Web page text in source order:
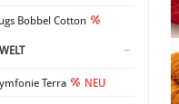
Bobbel Cotton
Terra NEU